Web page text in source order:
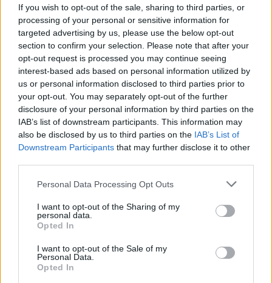
If you wish to opt-out of the sale, sharing to third parties, or
processing of your personal or sensitive information for
targeted advertising by us, please use the below opt-out
section to confirm your selection. Please note that after your
opt-out request is processed you may continue seeing
interest-based ads based on personal information utilized by
us or personal information disclosed to third parties prior to
your opt-out. You may separately opt-out of the further
disclosure of your personal information by third parties on the
IAB’s list of downstream participants. This information may
also be disclosed by us to third parties on the IAB’s List of
Downstream Participants that may further disclose it to other
Personal Data Processing Opt Outs
I want to opt-out of the Sharing of my
personal data.
Opted In
I want to opt-out of the Sale of my
Personal Data.
Opted In
Εγγραφείτε στο Stivostime των
Τόλης Λελεκίδης